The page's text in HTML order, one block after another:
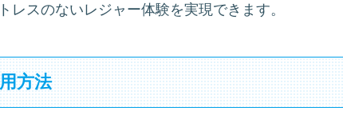
レスのないレジャー体験を実現できます。
方法